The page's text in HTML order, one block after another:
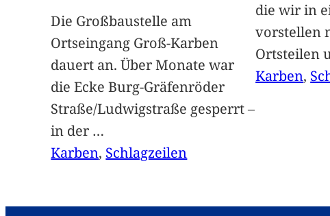
Die Großbaustelle am
Ortseingang Groß-Karben
dauert an. Über Monate war
die Ecke Burg-Gräfenröder
Straße/Ludwigstraße gesperrt –
in der …
Karben, Schlagzeilen
die wir in
vorstellen
Ortsteilen
Karben,